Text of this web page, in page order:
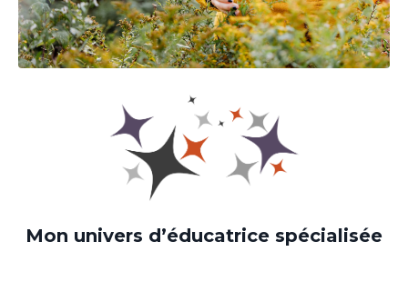
Mon univers d’éducatrice spécialisée